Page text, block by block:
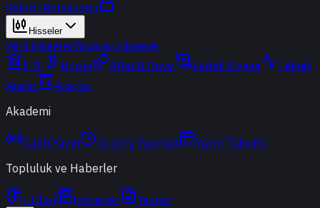
Sektör Rotasyonu
Hisseler
Yerli HisselerYabancı Hisseler
ETF
Kripto Altın & Döviz Vadeli Piyasa
Teknik
Analiz
Araçlar
Akademi
Canlı Yayın Geçmiş Yayınlar
Yayın Takvimi
Topluluk ve Haberler
t-Chat Haberler Yazılar